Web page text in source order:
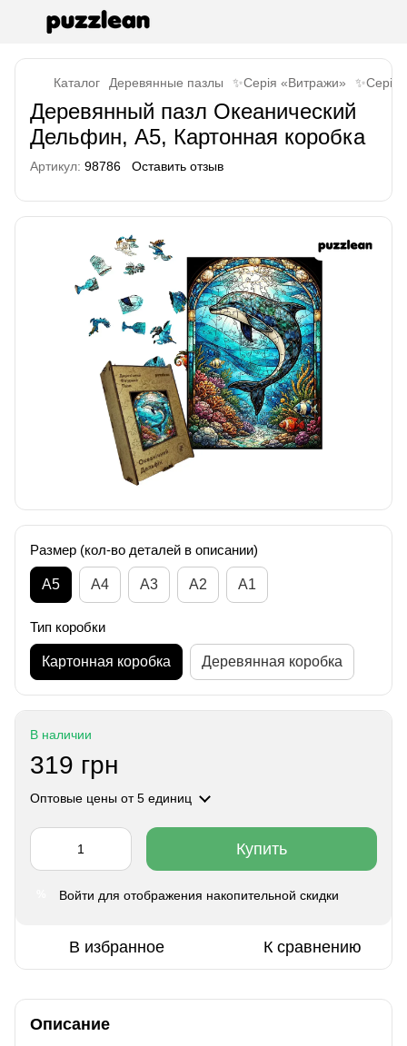
Каталог Деревянные пазлы ✨Серія «Витражи» ✨Серія
Деревянный пазл Океанический
Дельфин, А5, Картонная коробка
Артикул: 98786 Оставить отзыв
Размер (кол-во деталей в описании)
А5 А4 A3 A2 A1
Тип коробки
Картонная коробка Деревянная коробка
В наличии
319 грн
Оптовые цены от 5 единиц
Купить
Войти для отображения накопительной скидки
В избранное К сравнению
Описание